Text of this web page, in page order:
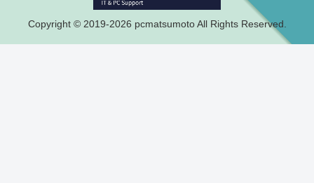
Copyright © 2019-2026 pcmatsumoto All Rights Reserved.